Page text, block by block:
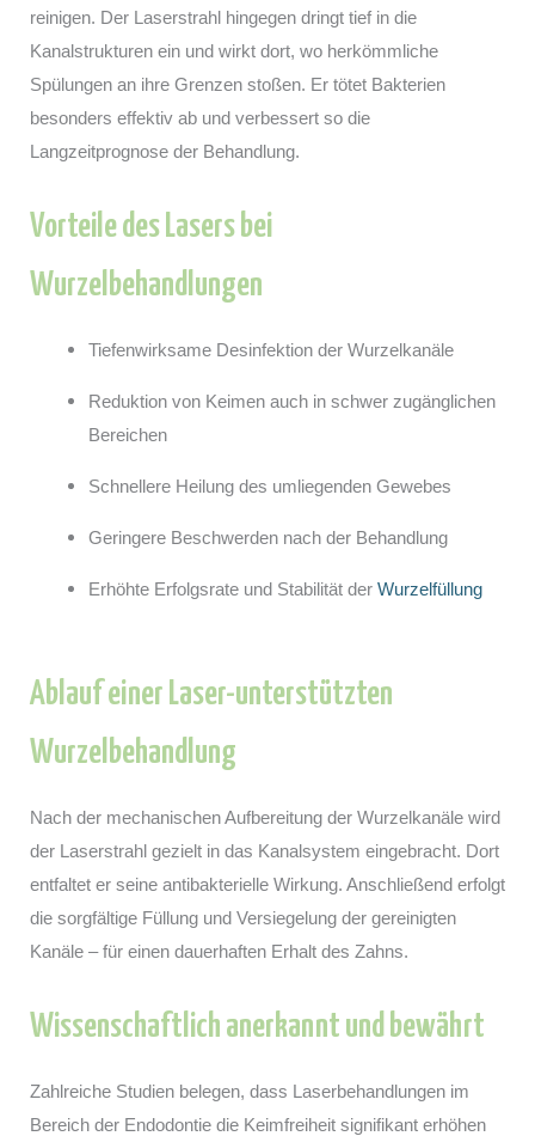
reinigen. Der Laserstrahl hingegen dringt tief in die
Kanalstrukturen ein und wirkt dort, wo herkömmliche
Spülungen an ihre Grenzen stoßen. Er tötet Bakterien
besonders effektiv ab und verbessert so die
Langzeitprognose der Behandlung.
Vorteile des Lasers bei
Wurzelbehandlungen
Tiefenwirksame Desinfektion der Wurzelkanäle
Reduktion von Keimen auch in schwer zugänglichen
Bereichen
Schnellere Heilung des umliegenden Gewebes
Geringere Beschwerden nach der Behandlung
Erhöhte Erfolgsrate und Stabilität derWurzelfüllung
Ablauf einer Laser-unterstützten
Wurzelbehandlung
Nach der mechanischen Aufbereitung der Wurzelkanäle wird
der Laserstrahl gezielt in das Kanalsystem eingebracht. Dort
entfaltet er seine antibakterielle Wirkung. Anschließend erfolgt
die sorgfältige Füllung und Versiegelung der gereinigten
Kanäle – für einen dauerhaften Erhalt des Zahns.
Wissenschaftlich anerkannt und bewährt
Zahlreiche Studien belegen, dass Laserbehandlungen im
Bereich der Endodontie die Keimfreiheit signifikant erhöhen